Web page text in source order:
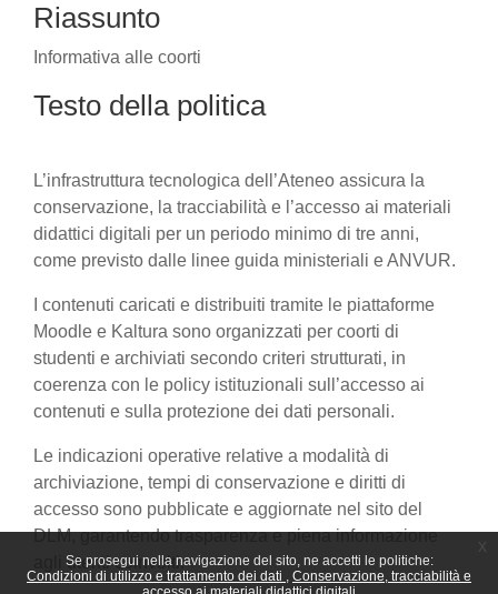
Se prosegui nella navigazione del sito, ne accetti le politiche:
Condizioni di utilizzo e trattamento dei dati
Conservazione, tracciabilità e
Riassunto
Informativa alle coorti
Testo della politica
L’infrastruttura tecnologica dell’Ateneo assicura la
conservazione, la tracciabilità e l’accesso ai materiali
didattici digitali per un periodo minimo di tre anni,
come previsto dalle linee guida ministeriali e ANVUR.
I contenuti caricati e distribuiti tramite le piattaforme
Moodle e Kaltura sono organizzati per coorti di
studenti e archiviati secondo criteri strutturati, in
coerenza con le policy istituzionali sull’accesso ai
contenuti e sulla protezione dei dati personali.
Le indicazioni operative relative a modalità di
archiviazione, tempi di conservazione e diritti di
accesso sono pubblicate e aggiornate nel sito del
DLM, garantendo trasparenza e piena informazione
agli utenti coinvolti.